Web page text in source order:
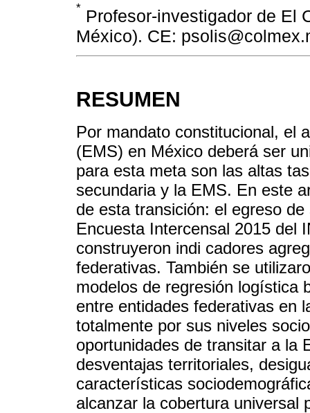
* Profesor-investigador de El
México). CE:
RESUMEN
Por mandato constitucional, el
(EMS) en México deberá ser
para esta meta son las altas
secundaria y la EMS. En este
de esta transición: el egreso
Encuesta Intercensal 2015 del
construyeron indi cadores
federativas. También se
modelos de regresión logística
entre entidades federativas en
totalmente por sus niveles
oportunidades de transitar a la
desventajas territoriales,
características
alcanzar la cobertura universal